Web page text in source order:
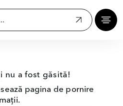
nu a fost găsită!
pagina de pornire